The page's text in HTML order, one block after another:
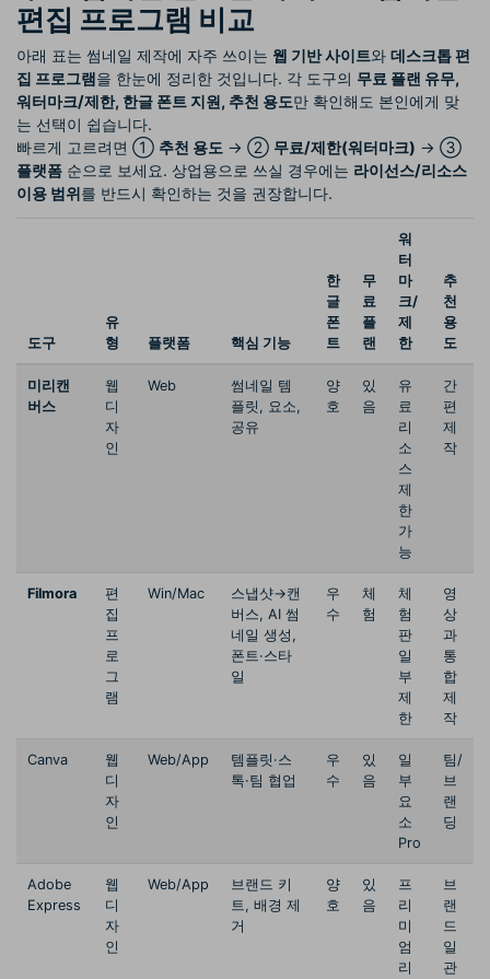
편집 프로그램 비교
아래 표는 썸네일 제작에 자주 쓰이는 웹 기반 사이트와 데스크톱 편
집 프로그램을 한눈에 정리한 것입니다. 각 도구의 무료 플랜 유무,
워터마크/제한, 한글 폰트 지원, 추천 용도만 확인해도 본인에게 맞
는 선택이 쉽습니다.
빠르게 고르려면 ① 추천 용도 → ② 무료/제한(워터마크) → ③
플랫폼 순으로 보세요. 상업용으로 쓰실 경우에는 라이선스/리소스
이용 범위를 반드시 확인하는 것을 권장합니다.
도구
유
형
플랫폼 핵심 기능
한
글
폰
트
무
료
플
랜
워
터
마
크/
제
한
추
천
용
도
미리캔
버스
웹
디
자
인
Web
썸네일 템
플릿, 요소,
공유
양
호
있
음
유
료
리
소
스
제
한
가
능
간
편
제
작
Filmora
편
집
프
로
그
램
Win/Mac
스냅샷→캔
버스, AI 썸
네일 생성,
폰트·스타
일
우
수
체
험
체
험
판
일
부
제
한
영
상
과
통
합
제
작
Canva
웹
디
자
인
Web/App
템플릿·스
톡·팀 협업
우
수
있
음
일
부
요
소
Pro
팀/
브
랜
딩
Adobe
Express
웹
디
자
인
Web/App
브랜드 키
트, 배경 제
거
양
호
있
음
프
리
미
엄
리
브
랜
드
일
관